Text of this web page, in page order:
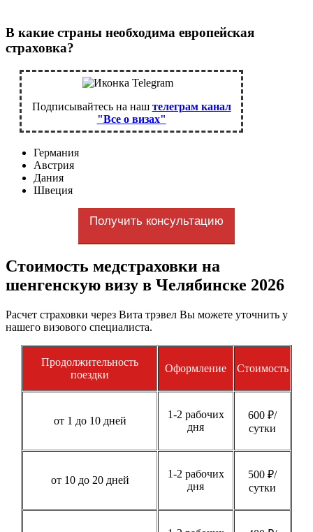
В какие страны необходима европейская
страховка?
Подписывайтесь на наш телеграм канал
"Все о визах"
Германия
Австрия
Дания
Швеция
Получить консультацию
Стоимость медстраховки на
шенгенскую визу в Челябинске 2026
Расчет страховки через Вита трэвел Вы можете уточнить у
нашего визового специалиста.
Продолжительность
поездки
Оформление Стоимость
от 1 до 10 дней
1-2 рабочих
дня
600 ₽/
сутки
от 10 до 20 дней
1-2 рабочих
дня
500 ₽/
сутки